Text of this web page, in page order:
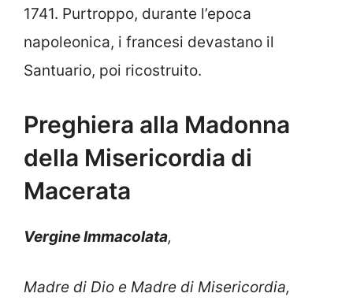
1741. Purtroppo, durante l’epoca
napoleonica, i francesi devastano il
Santuario, poi ricostruito.
Preghiera alla Madonna
della Misericordia di
Macerata
Vergine Immacolata,
Madre di Dio e Madre di Misericordia,